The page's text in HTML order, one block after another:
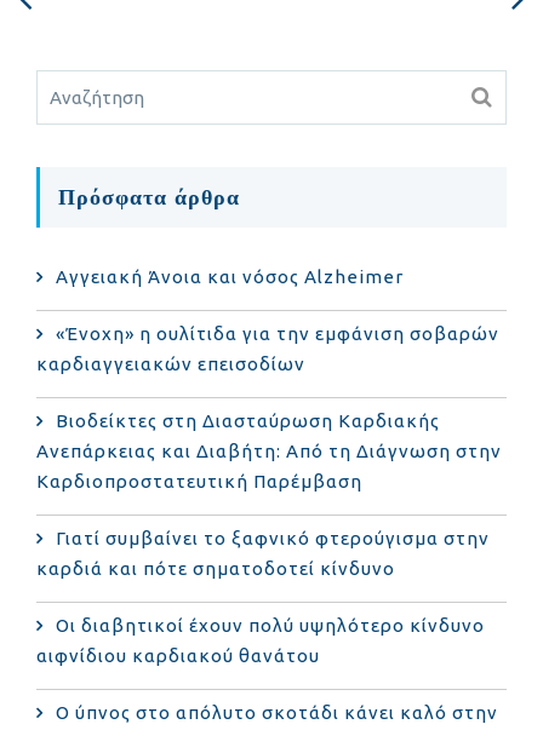
Πρόσφατα άρθρα
Αγγειακή Άνοια και νόσος Alzheimer
«Ένοχη» η ουλίτιδα για την εμφάνιση σοβαρών
καρδιαγγειακών επεισοδίων
Βιοδείκτες στη Διασταύρωση Καρδιακής
Ανεπάρκειας και Διαβήτη: Από τη Διάγνωση στην
Καρδιοπροστατευτική Παρέμβαση
Γιατί συμβαίνει το ξαφνικό φτερούγισμα στην
καρδιά και πότε σηματοδοτεί κίνδυνο
Οι διαβητικοί έχουν πολύ υψηλότερο κίνδυνο
αιφνίδιου καρδιακού θανάτου
Ο ύπνος στο απόλυτο σκοτάδι κάνει καλό στην